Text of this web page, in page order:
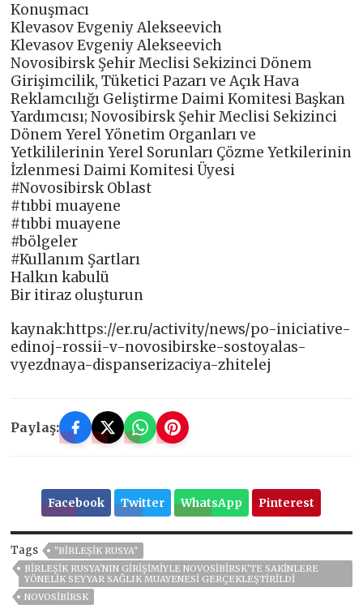
Konuşmacı
Klevasov Evgeniy Alekseevich
Klevasov Evgeniy Alekseevich
Novosibirsk Şehir Meclisi Sekizinci Dönem
Girişimcilik, Tüketici Pazarı ve Açık Hava
Reklamcılığı Geliştirme Daimi Komitesi Başkan
Yardımcısı; Novosibirsk Şehir Meclisi Sekizinci
Dönem Yerel Yönetim Organları ve
Yetkililerinin Yerel Sorunları Çözme Yetkilerinin
İzlenmesi Daimi Komitesi Üyesi
#Novosibirsk Oblast
#tıbbi muayene
#tıbbi muayene
#bölgeler
#Kullanım Şartları
Halkın kabulü
Bir itiraz oluşturun
kaynak:https://er.ru/activity/news/po-iniciative-
edinoj-rossii-v-novosibirske-sostoyalas-
vyezdnaya-dispanserizaciya-zhitelej
Paylaş:
Facebook Twitter WhatsApp Pinterest
Tags
"BIRLEŞIK RUSYA"
BIRLEŞIK RUSYA'NIN GIRIŞIMIYLE NOVOSIBIRSK'TE SAKINLERE
YÖNELIK SEYYAR SAĞLIK MUAYENESI GERÇEKLEŞTIRILDI
NOVOSIBIRSK